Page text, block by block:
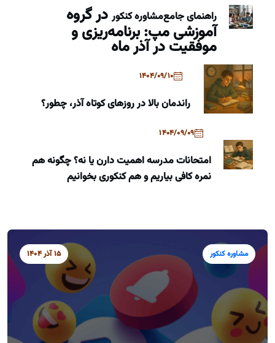
راهنمای جامعمشاوره کنکوردر گروه
آموزشی مپ: برنامه‌ریزی و
موفقیت در آذر ماه
1404/09/10
راندمان بالا در روزهای کوتاه آذر، چطور؟
1404/09/09
امتحانات مدرسه اهمیت دارن یا نه؟ چگونه هم
نمره کافی بیاریم و هم کنکوری بخوانیم
مشاوره کنکور 15 آذر 1404